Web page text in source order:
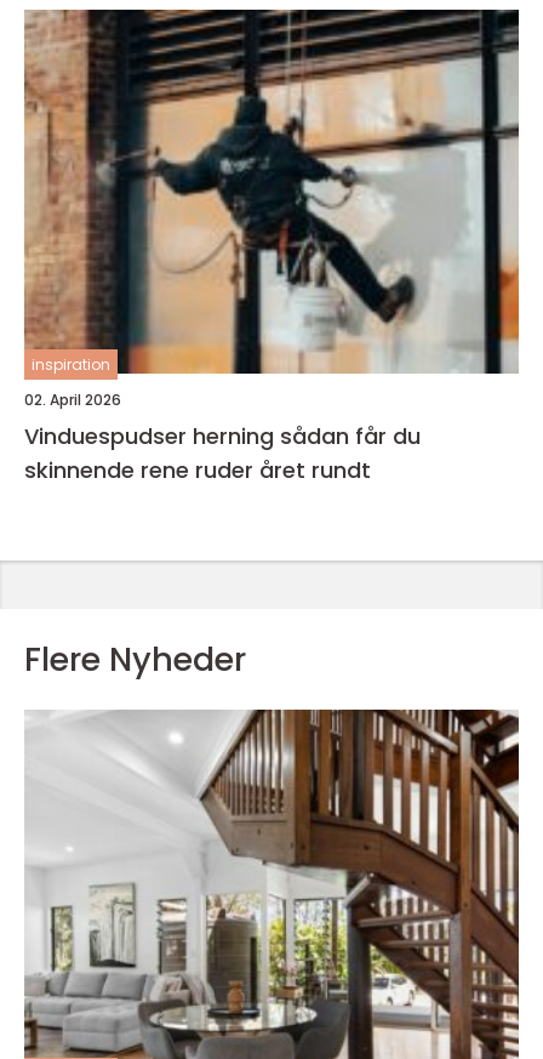
inspiration
02. April 2026
Vinduespudser herning sådan får du
skinnende rene ruder året rundt
Flere Nyheder